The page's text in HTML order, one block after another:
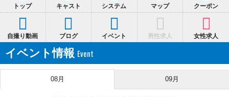
トップ キャスト システム マップ クーポン
自撮り動画 ブログ イベント 男性求人 女性求人
イベント情報
08月 09月